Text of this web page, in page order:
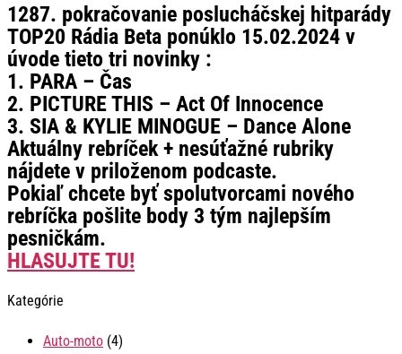
1287. pokračovanie poslucháčskej hitparády
TOP20 Rádia Beta ponúklo 15.02.2024 v
úvode tieto tri novinky :
1. PARA – Čas
2. PICTURE THIS – Act Of Innocence
3. SIA & KYLIE MINOGUE – Dance Alone
Aktuálny rebríček + nesúťažné rubriky
nájdete v priloženom podcaste.
Pokiaľ chcete byť spolutvorcami nového
rebríčka pošlite body 3 tým najlepším
pesničkám.
HLASUJTE TU!
Kategórie
Auto-moto (4)